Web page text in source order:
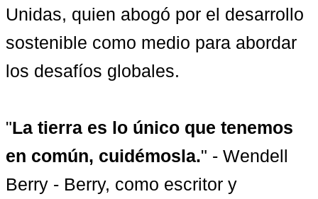
Unidas, quien abogó por el desarrollo
sostenible como medio para abordar
los desafíos globales.
"La tierra es lo único que tenemos
en común, cuidémosla." - Wendell
Berry - Berry, como escritor y